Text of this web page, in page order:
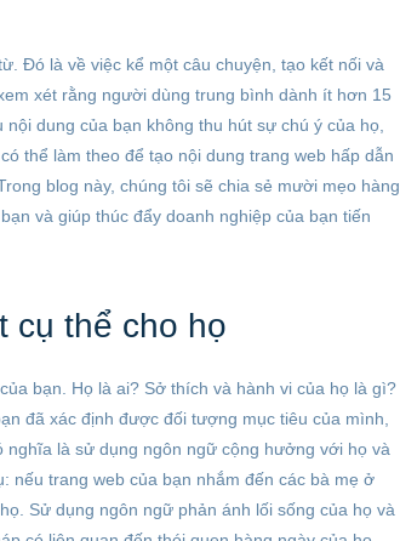
Đó là về việc kể một câu chuyện, tạo kết nối và
xét rằng người dùng trung bình dành ít hơn 15
dung của bạn không thu hút sự chú ý của họ,
thể làm theo để tạo nội dung trang web hấp dẫn
blog này, chúng tôi sẽ chia sẻ mười mẹo hàng
và giúp thúc đẩy doanh nghiệp của bạn tiến
cụ thể cho họ
bạn. Họ là ai? Sở thích và hành vi của họ là gì?
đã xác định được đối tượng mục tiêu của mình,
là sử dụng ngôn ngữ cộng hưởng với họ và
nếu trang web của bạn nhắm đến các bà mẹ ở
Sử dụng ngôn ngữ phản ánh lối sống của họ và